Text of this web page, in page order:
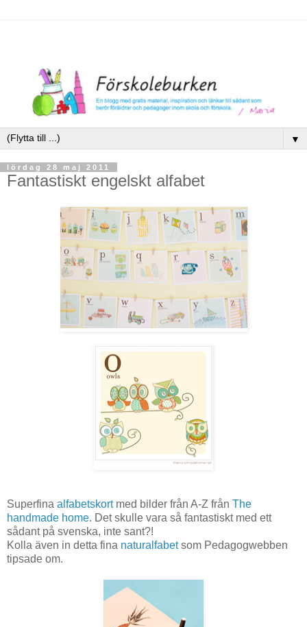
▼
lördag 28 maj 2011
Fantastiskt engelskt alfabet
Superfina alfabetskortmed bilder från A-Z från The
handmade home. Det skulle vara så fantastiskt med ett
sådant på svenska, inte sant?!
Kolla även in detta fina naturalfabetsom Pedagogwebben
tipsade om.